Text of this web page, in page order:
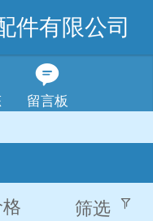
件有限公司
留言板
筛选